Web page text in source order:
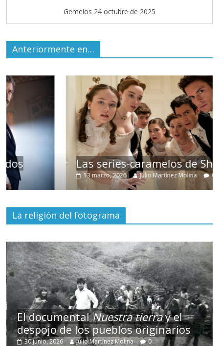
Gemelos 24 octubre de 2025
Anteriormente en…
Las series-caramelos de Shondaland
Julio Martínez Molina 0
La religión del fotograma
El documentalNuestra tierray el
despojo de los pueblos originarios
30 junio, 2026 Julio Martínez Molina 0